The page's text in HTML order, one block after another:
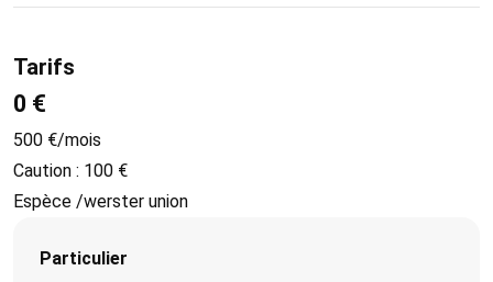
Tarifs
0 €
500 €/mois
Caution : 100 €
Espèce /werster union
Particulier